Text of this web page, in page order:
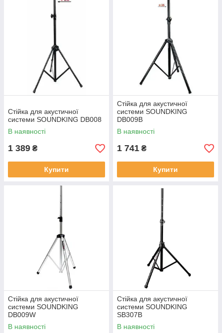
Стійка для акустичної
системи SOUNDKING DB008
В наявності
1 389 ₴
Купити
Стійка для акустичної
системи SOUNDKING
DB009B
В наявності
1 741 ₴
Купити
Стійка для акустичної
системи SOUNDKING
DB009W
В наявності
Стійка для акустичної
системи SOUNDKING
SB307B
В наявності